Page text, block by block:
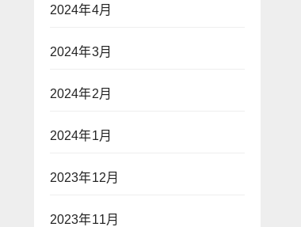
2024年4月
2024年3月
2024年2月
2024年1月
2023年12月
2023年11月